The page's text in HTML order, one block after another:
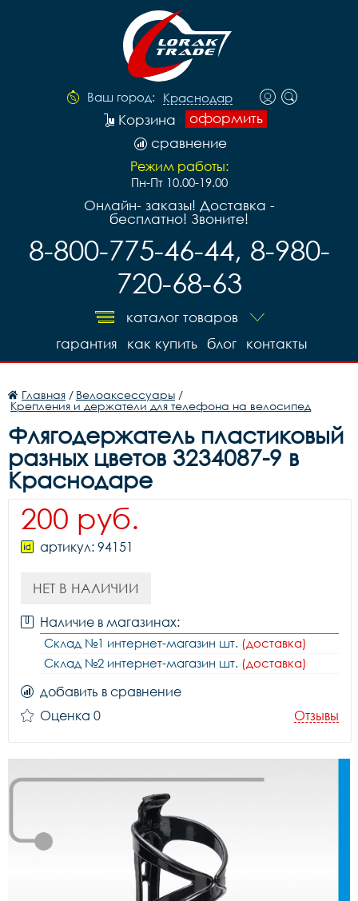
Ваш город: Краснодар
оформить
Корзина
сравнение
Режим работы:
Пн-Пт 10.00-19.00
Онлайн- заказы! Доставка -
бесплатно! Звоните!
8-800-775-46-44, 8-980-
720-68-63
каталог товаров
контакты
блог
как купить
гарантия
Главная / Велоаксессуары /
Крепления и держатели для телефона на велосипед
Флягодержатель пластиковый
разных цветов 3234087-9 в
Краснодаре
200 руб.
артикул: 94151
НЕТ В НАЛИЧИИ
Наличие в магазинах:
Склад №1 интернет-магазин шт. (доставка)
Склад №2 интернет-магазин шт. (доставка)
добавить в сравнение
Оценка 0
Отзывы